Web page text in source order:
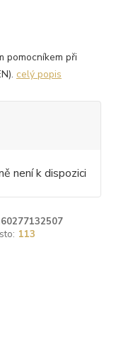
pomocníkem při
celý popis
není k dispozici
113